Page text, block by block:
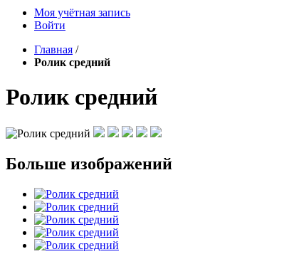
Моя учётная запись
Войти
Главная /
Ролик средний
Ролик средний
Больше изображений